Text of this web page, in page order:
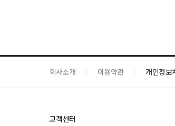
회사소개 이용약관 개인정보
고객센터